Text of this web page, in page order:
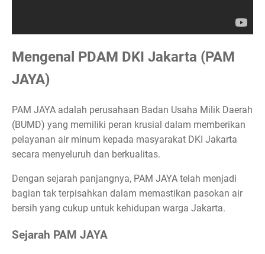
Mengenal PDAM DKI Jakarta (PAM
JAYA)
PAM JAYA adalah perusahaan Badan Usaha Milik Daerah
(BUMD) yang memiliki peran krusial dalam memberikan
pelayanan air minum kepada masyarakat DKI Jakarta
secara menyeluruh dan berkualitas.
Dengan sejarah panjangnya, PAM JAYA telah menjadi
bagian tak terpisahkan dalam memastikan pasokan air
bersih yang cukup untuk kehidupan warga Jakarta.
Sejarah PAM JAYA